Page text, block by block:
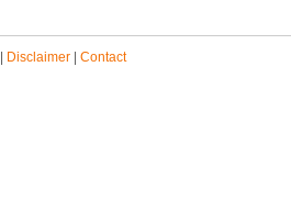
Disclaimer Contact